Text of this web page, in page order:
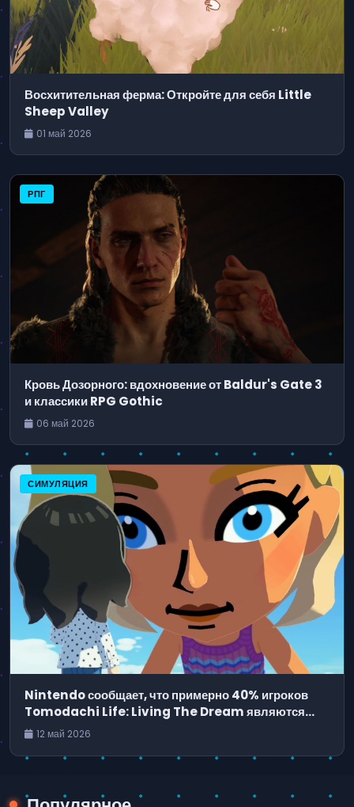
Восхитительная ферма: Откройте для себя Little
Sheep Valley
01 май 2026
РПГ
Кровь Дозорного: вдохновение от Baldur's Gate 3
и классики RPG Gothic
06 май 2026
СИМУЛЯЦИЯ
Nintendo сообщает, что примерно 40% игроков
Tomodachi Life: Living The Dream являются
владельцами Switch 2
12 май 2026